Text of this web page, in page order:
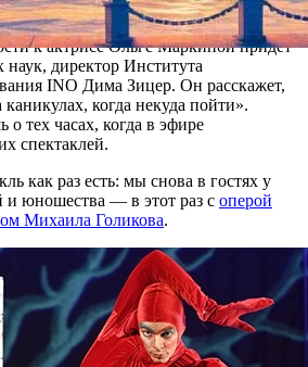
из офиса «Фонтанки»
к актрисе Ольге Маркиной придет
наук, директор Института
INO Дима Зицер. Он расскажет,
каникулах, когда некуда пойти».
о тех часах, когда в эфире
спектаклей.
как раз есть: мы снова в гостях у
юношества — в этот раз с оперой
Михаила Голикова.